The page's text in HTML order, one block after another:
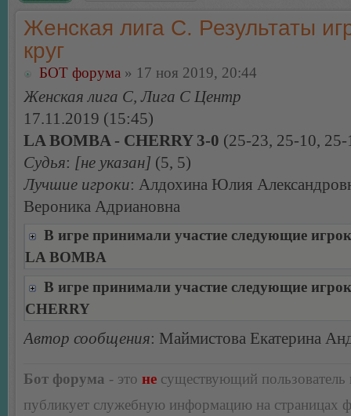
Женская лига С. Результаты
круг
БОТ форума » 17 ноя 2019, 20:44
Женская лига С, Лига С Центр
17.11.2019 (15:45)
LA BOMBA - CHERRY 3-0 (25-23, 25-10,
Судья: [не указан] (5, 5)
Лучшие игроки: Алдохина Юлия
Вероника Адриановна
В игре принимали участие следующие
LA BOMBA
В игре принимали участие следующие
CHERRY
Автор сообщения: Маймистова Екатерина
Бот форума - это не существующий пользователь
публикует служебную информацию на страницах